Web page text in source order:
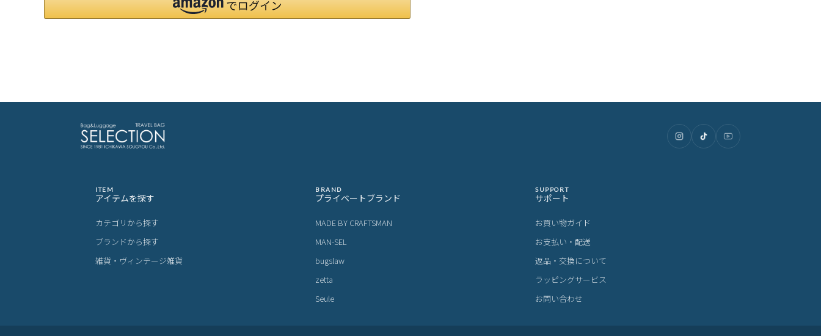
ITEM
アイテムを探す
カテゴリから探す
ブランドから探す
雑貨・ヴィンテージ雑貨
BRAND
プライベートブランド
MADE BY CRAFTSMAN
MAN-SEL
bugslaw
zetta
Seule
SUPPORT
サポート
お買い物ガイド
お支払い・配送
返品・交換について
ラッピングサービス
お問い合わせ